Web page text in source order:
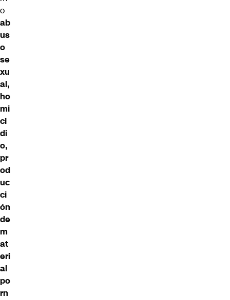
o
ab
us
o
se
xu
al,
ho
mi
ci
di
o,
pr
od
uc
ci
ón
de
m
at
eri
al
po
rn